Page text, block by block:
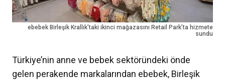
ebebek Birleşik Krallık’taki ikinci mağazasını Retail Park’ta hizmete
sundu
Türkiye’nin anne ve bebek sektöründeki önde
gelen perakende markalarından ebebek, Birleşik